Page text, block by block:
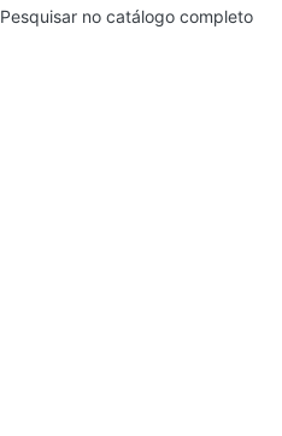
Pesquisar no catálogo completo